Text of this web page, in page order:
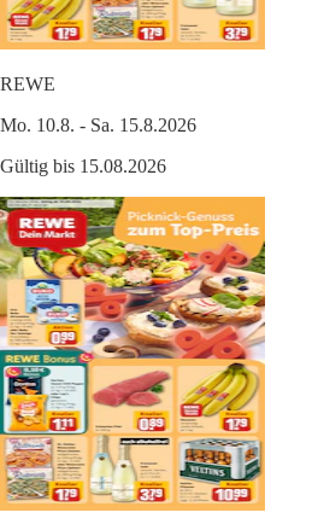
REWE
Mo. 10.8. - Sa. 15.8.2026
Gültig bis 15.08.2026